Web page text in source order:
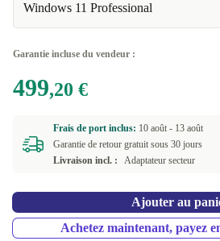
ES (espagnol)
FR (français)
ND (nordique)
NL (néerlandais)
PL (polonais)
Neuve
Windows 11 Professional
Garantie incluse du vendeur :
499,20 €
Frais de port inclus: 10 août - 13 août
Garantie de retour gratuit sous 30 jours
Livraison incl. :
Adaptateur secteur
Ajouter au
Achetez maintenant, payez